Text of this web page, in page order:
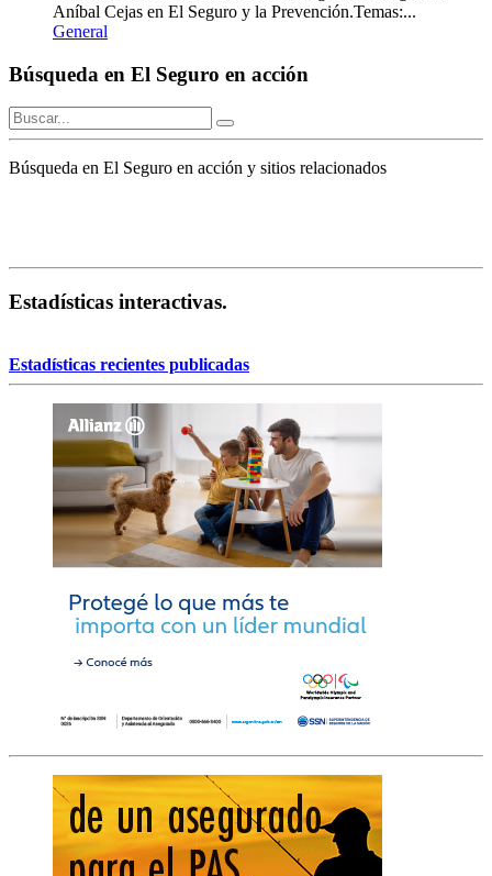
Aníbal Cejas en El Seguro y la Prevención.Temas:...
General
Búsqueda en El Seguro en acción
Búsqueda en El Seguro en acción y sitios relacionados
Estadísticas interactivas.
Estadísticas recientes publicadas